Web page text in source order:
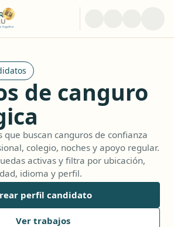
de canguro
que buscan canguros de confianza
colegio, noches y apoyo regular.
activas y filtra por ubicación,
idioma y perfil.
perfil candidato
Ver trabajos